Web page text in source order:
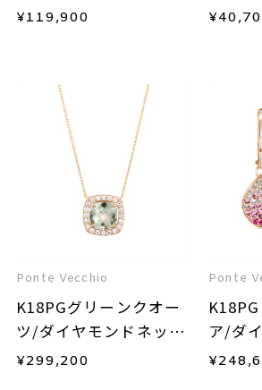
¥119,900 ¥
Ponte Vecchio
K18PGグリーンクオー
ツ/ダイヤモンドネック
レス
¥299,200
Ponte
ア/ダ
¥